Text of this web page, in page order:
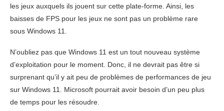
les jeux auxquels ils jouent sur cette plate-forme. Ainsi, les
baisses de FPS pour les jeux ne sont pas un problème rare
sous Windows 11.
N’oubliez pas que Windows 11 est un tout nouveau système
d’exploitation pour le moment. Donc, il ne devrait pas être si
surprenant qu’il y ait peu de problèmes de performances de jeu
sur Windows 11. Microsoft pourrait avoir besoin d’un peu plus
de temps pour les résoudre.